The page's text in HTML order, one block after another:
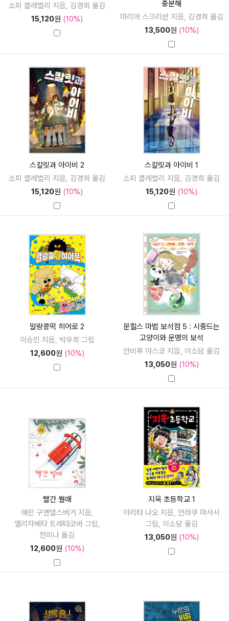
소피 클레벌리 지음, 김경희 옮김
15,120원 (10%)
충분해
마리아 스크리반 지음, 김경희 옮김
13,500원 (10%)
스칼릿과 아이비 2
소피 클레벌리 지음, 김경희 옮김
15,120원 (10%)
스칼릿과 아이비 1
소피 클레벌리 지음, 김경희 옮김
15,120원 (10%)
말랑콩떡 히어로 2
이승민 지음, 박우희 그림
12,600원 (10%)
문힐스 마법 보석점 5 : 시중드는
고양이와 운명의 보석
안비루 야스코 지음, 이소담 옮김
13,050원 (10%)
빨간 썰매
에린 구엔델스버거 지음,
옐리자베타 트레탸코바 그림,
천미나 옮김
12,600원 (10%)
지옥 초등학교 1
아리타 나오 지음, 안라쿠 마사시
그림, 이소담 옮김
13,050원 (10%)